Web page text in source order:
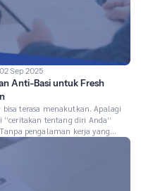
02 Sep 2025
Anti-Basi untuk Fresh
bisa terasa menakutkan. Apalagi
“ceritakan tentang diri Anda”
pengalaman kerja yang
tidak percaya diri memberikan
Tapi tenang, kali ini
[…]